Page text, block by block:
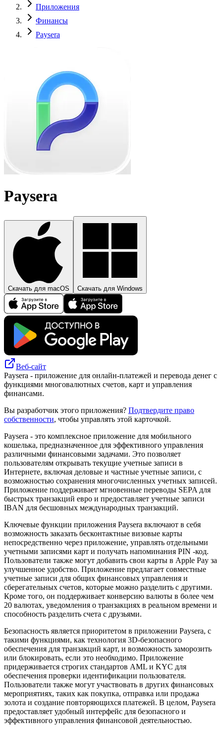
Приложения
Финансы
Paysera
Paysera
Скачать для macOS Скачать для Windows
Веб-сайт
Paysera - приложение для онлайн-платежей и перевода денег с
функциями многовалютных счетов, карт и управления
финансами.
Вы разработчик этого приложения? Подтвердите право
собственности, чтобы управлять этой карточкой.
Paysera - это комплексное приложение для мобильного
кошелька, предназначенное для эффективного управления
различными финансовыми задачами. Это позволяет
пользователям открывать текущие учетные записи в
Интернете, включая деловые и частные учетные записи, с
возможностью сохранения многочисленных учетных записей.
Приложение поддерживает мгновенные переводы SEPA для
быстрых транзакций евро и предоставляет учетные записи
IBAN для бесшовных международных транзакций.
Ключевые функции приложения Paysera включают в себя
возможность заказать бесконтактные визовые карты
непосредственно через приложение, управлять отдельными
учетными записями карт и получать напоминания PIN -код.
Пользователи также могут добавить свои карты в Apple Pay за
улучшенное удобство. Приложение предлагает совместные
учетные записи для общих финансовых управления и
сберегательных счетов, которые можно разделить с другими.
Кроме того, он поддерживает конверсию валюты в более чем
20 валютах, уведомления о транзакциях в реальном времени и
способность разделить счета с друзьями.
Безопасность является приоритетом в приложении Paysera, с
такими функциями, как технология 3D-безопасного
обеспечения для транзакций карт, и возможность заморозить
или блокировать, если это необходимо. Приложение
придерживается строгих стандартов AML и KYC для
обеспечения проверки идентификации пользователя.
Пользователи также могут участвовать в других финансовых
мероприятиях, таких как покупка, отправка или продажа
золота и создание повторяющихся платежей. В целом, Paysera
предоставляет удобный интерфейс для безопасного и
эффективного управления финансовой деятельностью.